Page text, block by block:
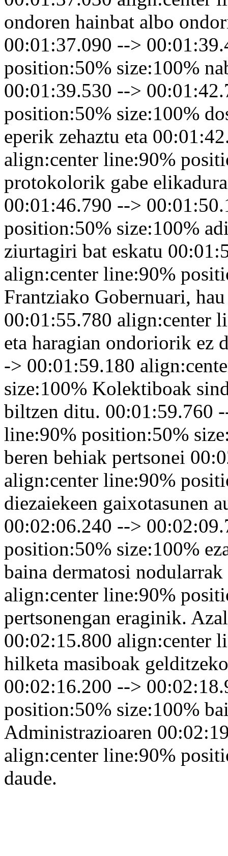
ondoren hainbat albo
00:01:37.090 -->
position:50% size:100%
00:01:39.530 -->
position:50% size:100%
eperik zehaztu eta
align:center line:90%
protokolorik gabe
00:01:46.790 -->
position:50% size:100%
ziurtagiri bat eskatu
align:center line:90%
Frantziako Gobernuari,
00:01:55.780 align:center
eta haragian ondoriorik ez
-> 00:01:59.180
size:100% Kolektiboak
biltzen ditu. 00:01:59.760
line:90% position:50%
beren behiak pertsonei
align:center line:90%
diezaiekeen gaixotasunen
00:02:06.240 -->
position:50% size:100%
baina dermatosi
align:center line:90%
pertsonengan eraginik.
00:02:15.800 align:center
hilketa masiboak
00:02:16.200 -->
position:50% size:100%
Administrazioaren
align:center line:90%
daude.